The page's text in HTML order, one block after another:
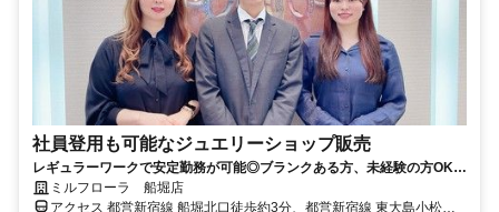
社員登用も可能なジュエリーショップ販売
レギュラーワークで安定勤務が可能◎ブランクある方、未経験の方OK！
【女性スタッフ活躍中】
ミルフローラ 船堀店
アクセス 都営新宿線 船堀北口徒歩約3分、都営新宿線 東大島小松川